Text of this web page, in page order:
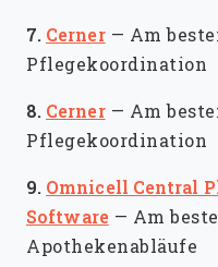
7. Cerner — Am
Pflegekoordination
8. Cerner — Am
Pflegekoordination
9. Omnicell Central
Software — Am
Apothekenabläufe